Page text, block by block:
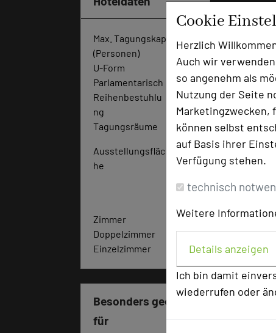
Cookie
Herzlich
Auch wir
so angenehm als
Nutzung der Seite
Marketingzwecken,
können selbst
auf Basis ihrer
Verfügung stehen.
technisch
Weitere
Details anzeigen
Ich bin damit
wiederrufen oder
Max. Tagungskapazität
(Personen)
U-Form
32
Parlamentarisch
48
Reihenbestuhlu
ng
90
Tagungsräume 6
Ausstellungsfläc
he
30
0
m
Zimmer
57
Doppelzimmer
53
Einzelzimmer
4
Besonders geeignet
für